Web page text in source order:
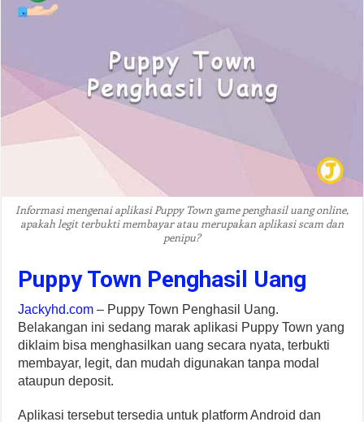
Informasi mengenai aplikasi Puppy Town game penghasil uang online,
apakah legit terbukti membayar atau merupakan aplikasi scam dan
penipu?
Puppy Town Penghasil Uang
Jackyhd.com – Puppy Town Penghasil Uang.
Belakangan ini sedang marak aplikasi Puppy Town yang
diklaim bisa menghasilkan uang secara nyata, terbukti
membayar, legit, dan mudah digunakan tanpa modal
ataupun deposit.
Aplikasi tersebut tersedia untuk platform Android dan